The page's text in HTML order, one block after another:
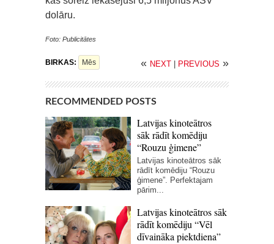
dolāru.
Foto: Publicitātes
BIRKAS: Mēs « NEXT PREVIOUS »
RECOMMENDED POSTS
Latvijas kinoteātros
sāk rādīt komēdiju
“Rouzu ģimene”
Latvijas kinoteātros sāk
rādīt komēdiju “Rouzu
ģimene”. Perfektajam
pārim...
Latvijas kinoteātros sāk
rādīt komēdiju “Vēl
dīvaināka piektdiena”